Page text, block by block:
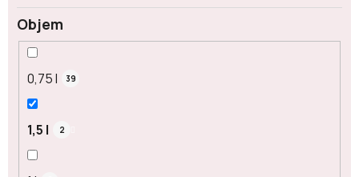
Objem
0,75 l 39
1,5 l 2